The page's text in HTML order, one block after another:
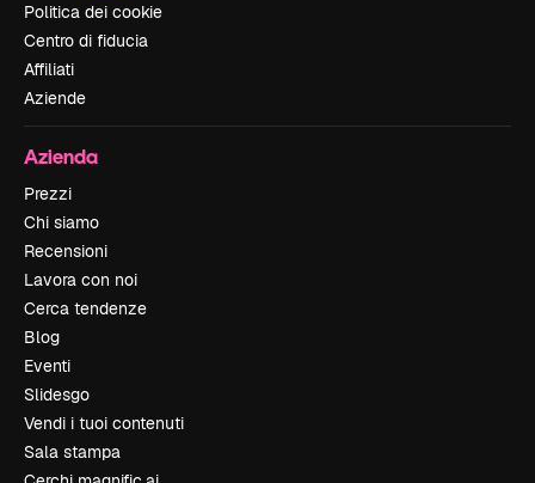
Politica dei cookie
Centro di fiducia
Affiliati
Aziende
Azienda
Prezzi
Chi siamo
Recensioni
Lavora con noi
Cerca tendenze
Blog
Eventi
Slidesgo
Vendi i tuoi contenuti
Sala stampa